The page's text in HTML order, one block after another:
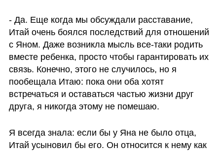
- Да. Еще когда мы обсуждали расставание,
Итай очень боялся последствий для отношений
с Яном. Даже возникла мысль все-таки родить
вместе ребенка, просто чтобы гарантировать их
связь. Конечно, этого не случилось, но я
пообещала Итаю: пока они оба хотят
встречаться и оставаться частью жизни друг
друга, я никогда этому не помешаю.
Я всегда знала: если бы у Яна не было отца,
Итай усыновил бы его. Он относится к нему как